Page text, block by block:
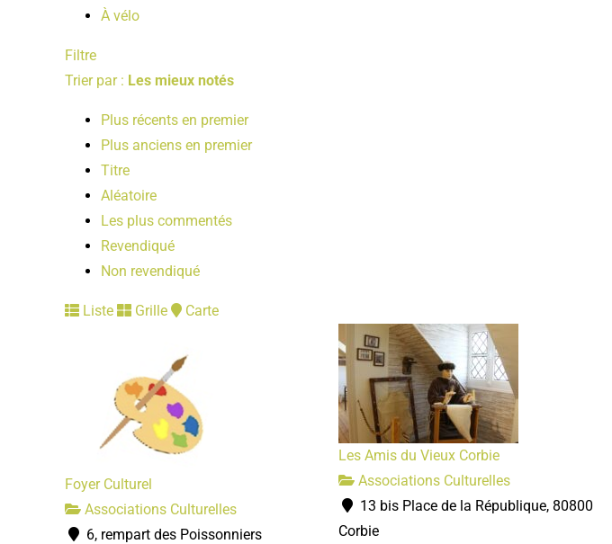
À vélo
Filtre
Trier par : Les mieux notés
Plus récents en premier
Plus anciens en premier
Titre
Aléatoire
Les plus commentés
Revendiqué
Non revendiqué
Liste Grille Carte
Foyer Culturel
Associations Culturelles
6, rempart des Poissonniers
Les Amis du Vieux Corbie
Associations Culturelles
13 bis Place de la République, 80800
Corbie